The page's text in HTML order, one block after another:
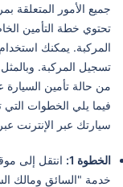
جميع الأمور المتعلقة
تحتوي خطة التأمين
المركبة. يمكنك
تسجيل المركبة.
من حالة تأمين السيارة
فيما يلي الخطوات التي
سيارتك عبر الإنترنت
الخطوة 1:
انتقل إلى
خدمة "السائق ومالك